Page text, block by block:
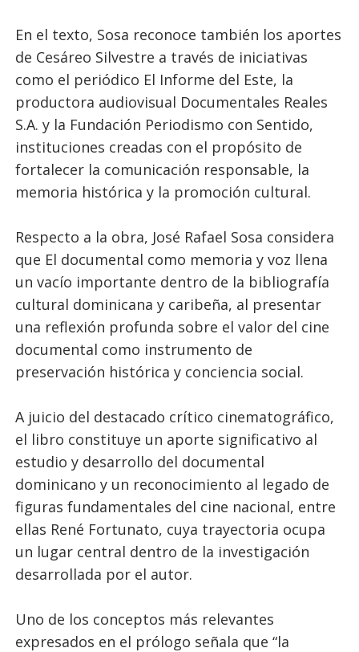
En el texto, Sosa reconoce también los aportes
de Cesáreo Silvestre a través de iniciativas
como el periódico El Informe del Este, la
productora audiovisual Documentales Reales
S.A. y la Fundación Periodismo con Sentido,
instituciones creadas con el propósito de
fortalecer la comunicación responsable, la
memoria histórica y la promoción cultural.
Respecto a la obra, José Rafael Sosa considera
que El documental como memoria y voz llena
un vacío importante dentro de la bibliografía
cultural dominicana y caribeña, al presentar
una reflexión profunda sobre el valor del cine
documental como instrumento de
preservación histórica y conciencia social.
A juicio del destacado crítico cinematográfico,
el libro constituye un aporte significativo al
estudio y desarrollo del documental
dominicano y un reconocimiento al legado de
figuras fundamentales del cine nacional, entre
ellas René Fortunato, cuya trayectoria ocupa
un lugar central dentro de la investigación
desarrollada por el autor.
Uno de los conceptos más relevantes
expresados en el prólogo señala que “la